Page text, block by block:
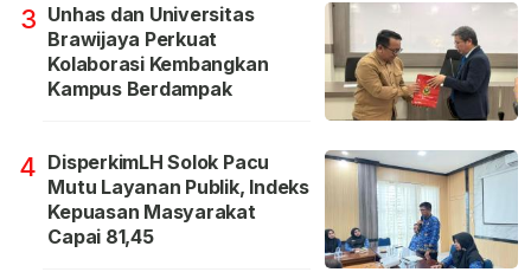
3 Unhas dan Universitas
Brawijaya Perkuat
Kolaborasi Kembangkan
Kampus Berdampak
4 DisperkimLH Solok Pacu
Mutu Layanan Publik, Indeks
Kepuasan Masyarakat
Capai 81,45